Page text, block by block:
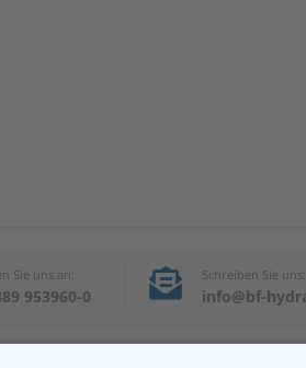
Sie uns an:
953960-0
Schreiben Sie uns:
info@bf-